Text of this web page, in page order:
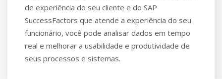
de experiência do seu cliente e do SAP
SuccessFactors que atende a experiência do seu
funcionário, você pode analisar dados em tempo
real e melhorar a usabilidade e produtividade de
seus processos e sistemas.